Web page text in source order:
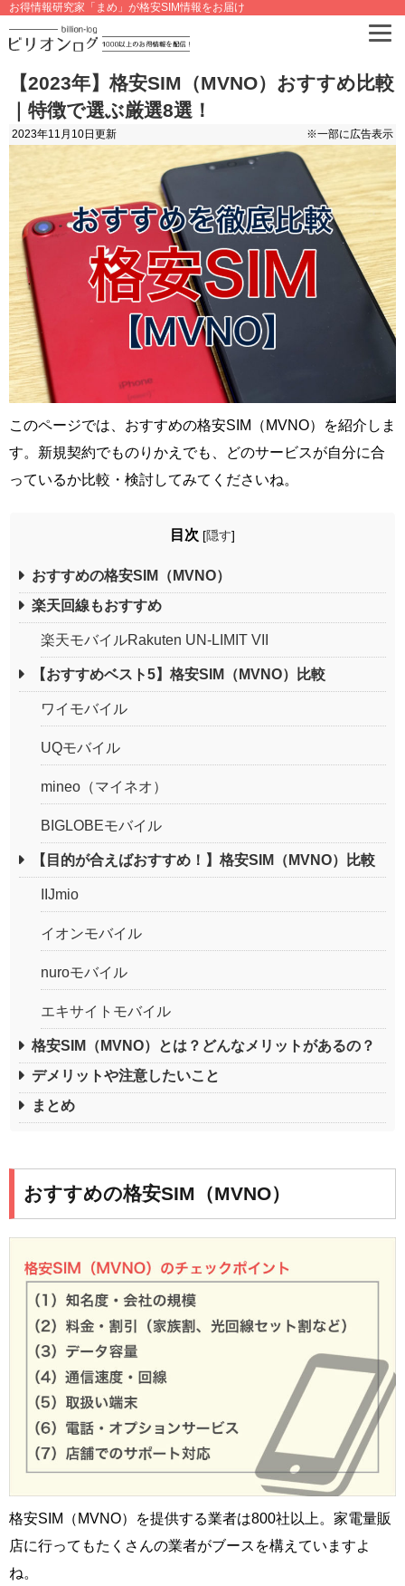
お得情報研究家「まめ」が格安SIM情報をお届け
【2023年】格安SIM（MVNO）おすすめ比較
｜特徴で選ぶ厳選8選！
2023年11月10日 更新 ※一部に広告表示
このページでは、おすすめの格安SIM（MVNO）を紹介しま
す。新規契約でものりかえでも、どのサービスが自分に合
っているか比較・検討してみてくださいね。
目次 [隠す]
おすすめの格安SIM（MVNO）
楽天回線もおすすめ
楽天モバイルRakuten UN-LIMIT VII
【おすすめベスト5】格安SIM（MVNO）比較
ワイモバイル
UQモバイル
mineo（マイネオ）
BIGLOBEモバイル
【目的が合えばおすすめ！】格安SIM（MVNO）比較
IIJmio
イオンモバイル
nuroモバイル
エキサイトモバイル
格安SIM（MVNO）とは？どんなメリットがあるの？
デメリットや注意したいこと
まとめ
おすすめの格安SIM（MVNO）
格安SIM（MVNO）を提供する業者は800社以上。家電量販
店に行ってもたくさんの業者がブースを構えていますよ
ね。